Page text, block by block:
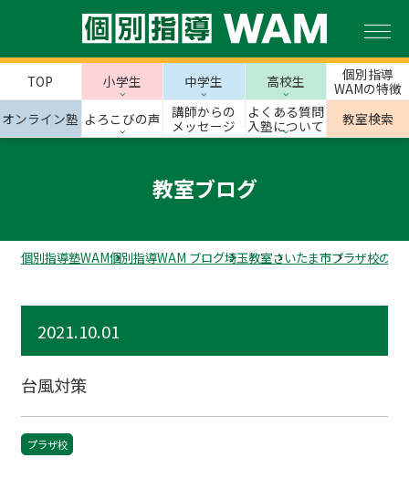
TOP 小学生 中学生 高校生
個別指導
WAMの特徴
オンライン塾 よろこびの声
講師からの
メッセージ
よくある質問
入塾について
教室検索
教室ブログ
個別指導塾WAM個別指導WAM ブログ埼玉教室さいたま市プラザ校のス
2021.10.01
台風対策
プラザ校